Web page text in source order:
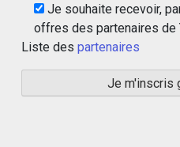
Je souhaite recevoir,
offres des partenaires de
Liste des partenaires